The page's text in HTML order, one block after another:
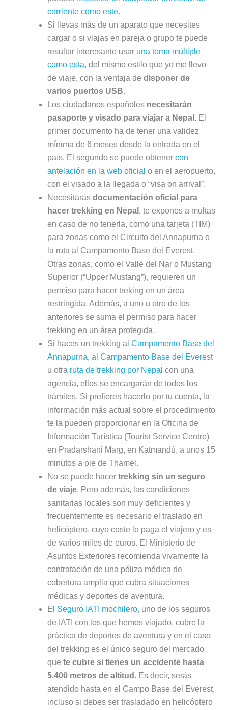
corriente como este.
Si llevas más de un aparato que necesites
cargar o si viajas en pareja o grupo te puede
resultar interesante usar una toma múltiple
como esta, del mismo estilo que yo me llevo
de viaje, con la ventaja de disponer de
varios puertos USB.
Los ciudadanos españoles necesitarán
pasaporte y visado para viajar a Nepal . El
primer documento ha de tener una validez
mínima de 6 meses desde la entrada en el
país. El segundo se puede obtener con
antelación en la web oficial o en el aeropuerto,
con el visado a la llegada o “visa on arrival”.
Necesitarásdocumentación oficial para
hacer trekking en Nepal , te expones a multas
en caso de no tenerla, como una tarjeta (TIM)
para zonas como el Circuito del Annapurna o
la ruta al Campamento Base del Everest.
Otras zonas, como el Valle del Nar o Mustang
Superior (“Upper Mustang”), requieren un
permiso para hacer treking en un área
restringida. Además, a uno u otro de los
anteriores se suma el permiso para hacer
trekking en un área protegida.
Si haces un trekking al Campamento Base del
Annapurna, al Campamento Base del Everest
u otra ruta de trekking por Nepal con una
agencia, ellos se encargarán de todos los
trámites. Si prefieres hacerlo por tu cuenta, la
información más actual sobre el procedimiento
te la pueden proporcionar en la Oficina de
Información Turística (Tourist Service Centre)
en Pradarshani Marg, en Katmandú, a unos 15
minutos a pie de Thamel.
No se puede hacer trekking sin un seguro
de viaje. Pero además, las condiciones
sanitarias locales son muy deficientes y
frecuentemente es necesario el traslado en
helicóptero, cuyo coste lo paga el viajero y es
de varios miles de euros. El Ministerio de
Asuntos Exteriores recomienda vivamente la
contratación de una póliza médica de
cobertura amplia que cubra situaciones
médicas y deportes de aventura.
El Seguro IATI mochilero, uno de los seguros
de IATI con los que hemos viajado, cubre la
práctica de deportes de aventura y en el caso
del trekking es el único seguro del mercado
que te cubre si tienes un accidente hasta
5.400 metros de altitud . Es decir, serás
atendido hasta en el Campo Base del Everest,
incluso si debes ser trasladado en helicóptero